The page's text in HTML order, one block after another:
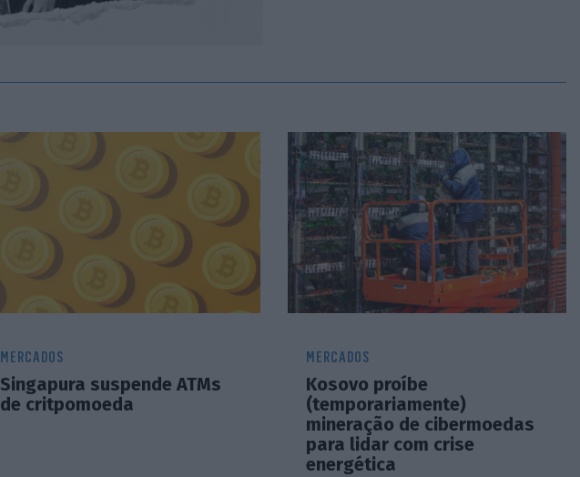
MERCADOS
Singapura suspende ATMs
de critpomoeda
MERCADOS
Kosovo proíbe
(temporariamente)
mineração de cibermoedas
para lidar com crise
energética